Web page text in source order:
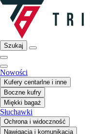
Szukaj
Nowości
Kufery centarlne i inne
Boczne kufry
Miękki bagaż
Słuchawki
Ochrona i widoczność
Nawigacja i komunikacja